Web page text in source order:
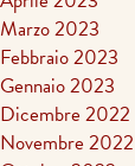
Marzo 2023
Febbraio 2023
Gennaio 2023
Dicembre 2022
Novembre 2022